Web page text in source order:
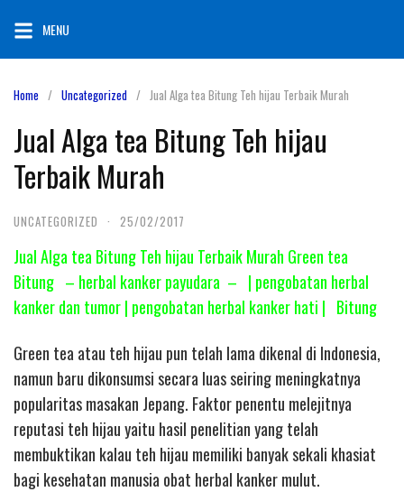
content
MENU
Home Uncategorized Jual Alga tea Bitung Teh hijau Terbaik Murah
Jual Alga tea Bitung Teh hijau
Terbaik Murah
UNCATEGORIZED · 25/02/2017
Jual Alga tea Bitung Teh hijau Terbaik Murah Green tea
Bitung – herbal kanker payudara – | pengobatan herbal
kanker dan tumor | pengobatan herbal kanker hati | Bitung
Green tea atau teh hijau pun telah lama dikenal di Indonesia,
namun baru dikonsumsi secara luas seiring meningkatnya
popularitas masakan Jepang. Faktor penentu melejitnya
reputasi teh hijau yaitu hasil penelitian yang telah
membuktikan kalau teh hijau memiliki banyak sekali khasiat
bagi kesehatan manusia obat herbal kanker mulut.